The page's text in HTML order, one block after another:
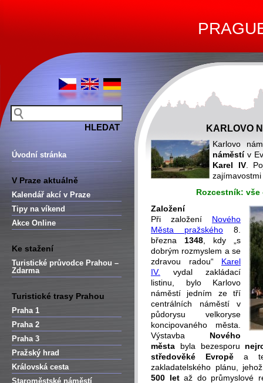
Úvodní stránka
V Praze aktuálně
Kalendář akcí v Praze
Tipy na víkend
Akce Online
Ke stažení
Turistické průvodce Prahou –
Zdarma
Turistické trasy Prahou
Praha 1
Praha 2
Praha 3
Pražský hrad
Královská cesta
Staroměstské náměstí
KARLOVO
Karlovo
náměstív
Karel IV.
zajímavostmi
Rozcestník:
Založení
Při založení Nového
Města pražského 8.
března 1348 , kdy „s
dobrým rozmyslem a se
zdravou radou“ Karel
IV.
vydal zakládací
listinu, bylo Karlovo
náměstí jedním ze tří
centrálních náměstí v
půdorysu velkoryse
koncipovaného města.
Výstavba Nového
města byla bezesporu
středověké Evropě a
zakladatelského plánu,
500 let až do průmyslové